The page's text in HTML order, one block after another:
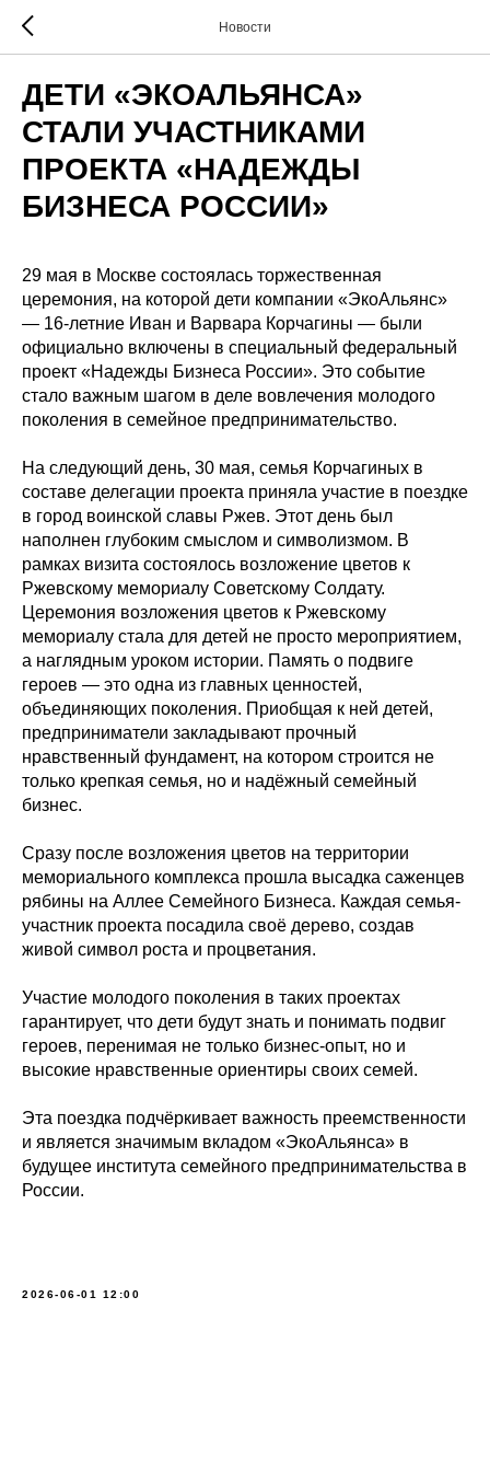
Новости
ДЕТИ «ЭКОАЛЬЯНСА»
СТАЛИ УЧАСТНИКАМИ
ПРОЕКТА «НАДЕЖДЫ
БИЗНЕСА РОССИИ»
29 мая в Москве состоялась торжественная
церемония, на которой дети компании «ЭкоАльянс»
— 16-летние Иван и Варвара Корчагины — были
официально включены в специальный федеральный
проект «Надежды Бизнеса России». Это событие
стало важным шагом в деле вовлечения молодого
поколения в семейное предпринимательство.
На следующий день, 30 мая, семья Корчагиных в
составе делегации проекта приняла участие в поездке
в город воинской славы Ржев. Этот день был
наполнен глубоким смыслом и символизмом. В
рамках визита состоялось возложение цветов к
Ржевскому мемориалу Советскому Солдату.
Церемония возложения цветов к Ржевскому
мемориалу стала для детей не просто мероприятием,
а наглядным уроком истории. Память о подвиге
героев — это одна из главных ценностей,
объединяющих поколения. Приобщая к ней детей,
предприниматели закладывают прочный
нравственный фундамент, на котором строится не
только крепкая семья, но и надёжный семейный
бизнес.
Сразу после возложения цветов на территории
мемориального комплекса прошла высадка саженцев
рябины на Аллее Семейного Бизнеса. Каждая семья-
участник проекта посадила своё дерево, создав
живой символ роста и процветания.
Участие молодого поколения в таких проектах
гарантирует, что дети будут знать и понимать подвиг
героев, перенимая не только бизнес-опыт, но и
высокие нравственные ориентиры своих семей.
Эта поездка подчёркивает важность преемственности
и является значимым вкладом «ЭкоАльянса» в
будущее института семейного предпринимательства в
России.
2026-06-01 12:00